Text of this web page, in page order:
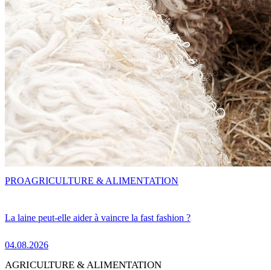
La laine peut-elle aider à vaincre la fast fashion ?
04.08.2026
PROAGRICULTURE & ALIMENTATION
AGRICULTURE & ALIMENTATION